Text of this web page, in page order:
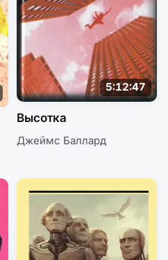
5:12:47
Высотка
Джеймс Баллард